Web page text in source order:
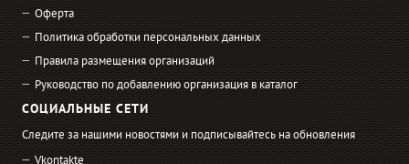
Оферта
Политика обработки персональных данных
Правила размещения организаций
Руководство по добавлению организация в каталог
СОЦИАЛЬНЫЕ СЕТИ
Следите за нашими новостями и подписывайтесь на обновления